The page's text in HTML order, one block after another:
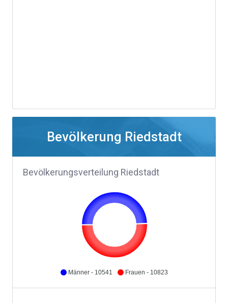
Bevölkerung Riedstadt
Bevölkerungsverteilung Riedstadt
Männer - 10541 Frauen - 10823